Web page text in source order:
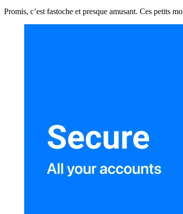
Promis, c’est fastoche et presque amusant. Ces petits